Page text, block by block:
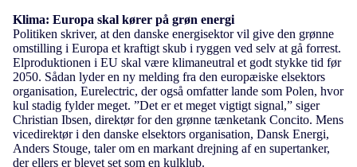
Klima: Europa skal kører på grøn energi
Politiken skriver, at den danske energisektor vil give den grønne
omstilling i Europa et kraftigt skub i ryggen ved selv at gå forrest.
Elproduktionen i EU skal være klimaneutral et godt stykke tid før
2050. Sådan lyder en ny melding fra den europæiske elsektors
organisation, Eurelectric, der også omfatter lande som Polen, hvor
kul stadig fylder meget. ”Det er et meget vigtigt signal,” siger
Christian Ibsen, direktør for den grønne tænketank Concito. Mens
vicedirektør i den danske elsektors organisation, Dansk Energi,
Anders Stouge, taler om en markant drejning af en supertanker,
der ellers er blevet set som en kulklub.